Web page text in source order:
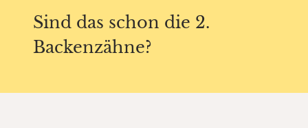
Sind das schon die 2.
Backenzähne?